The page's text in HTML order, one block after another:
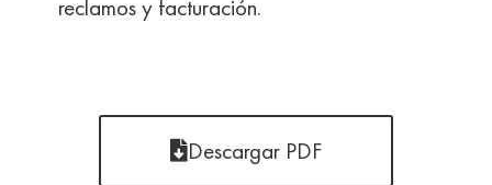
reclamos y facturación.
Descargar PDF